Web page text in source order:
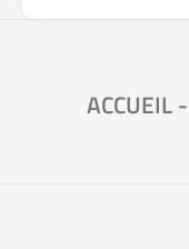
ACCUEIL-